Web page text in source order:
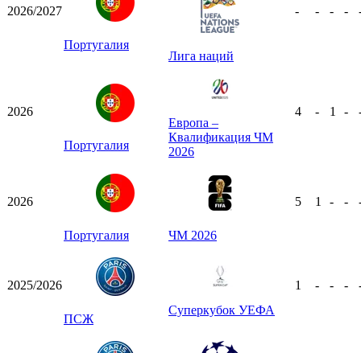
2026/2027
Португалия
Лига наций
- - - -
2026
Португалия
Европа –
Квалификация ЧМ
2026
4 - 1 -
2026
Португалия ЧМ 2026
5 1 - -
2025/2026
ПСЖ
Суперкубок УЕФА
1 - - -